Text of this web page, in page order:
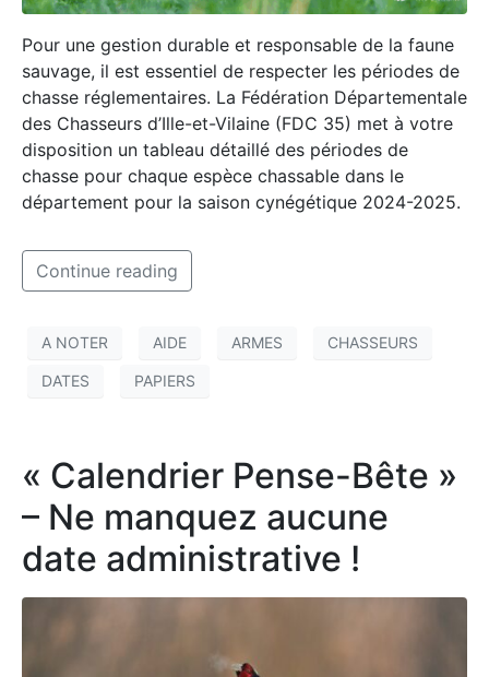
Pour une gestion durable et responsable de la faune
sauvage, il est essentiel de respecter les périodes de
chasse réglementaires. La Fédération Départementale
des Chasseurs d’Ille-et-Vilaine (FDC 35) met à votre
disposition un tableau détaillé des périodes de
chasse pour chaque espèce chassable dans le
département pour la saison cynégétique 2024-2025.
Continue reading
A NOTER AIDE ARMES CHASSEURS
DATES PAPIERS
« Calendrier Pense-Bête »
– Ne manquez aucune
date administrative !